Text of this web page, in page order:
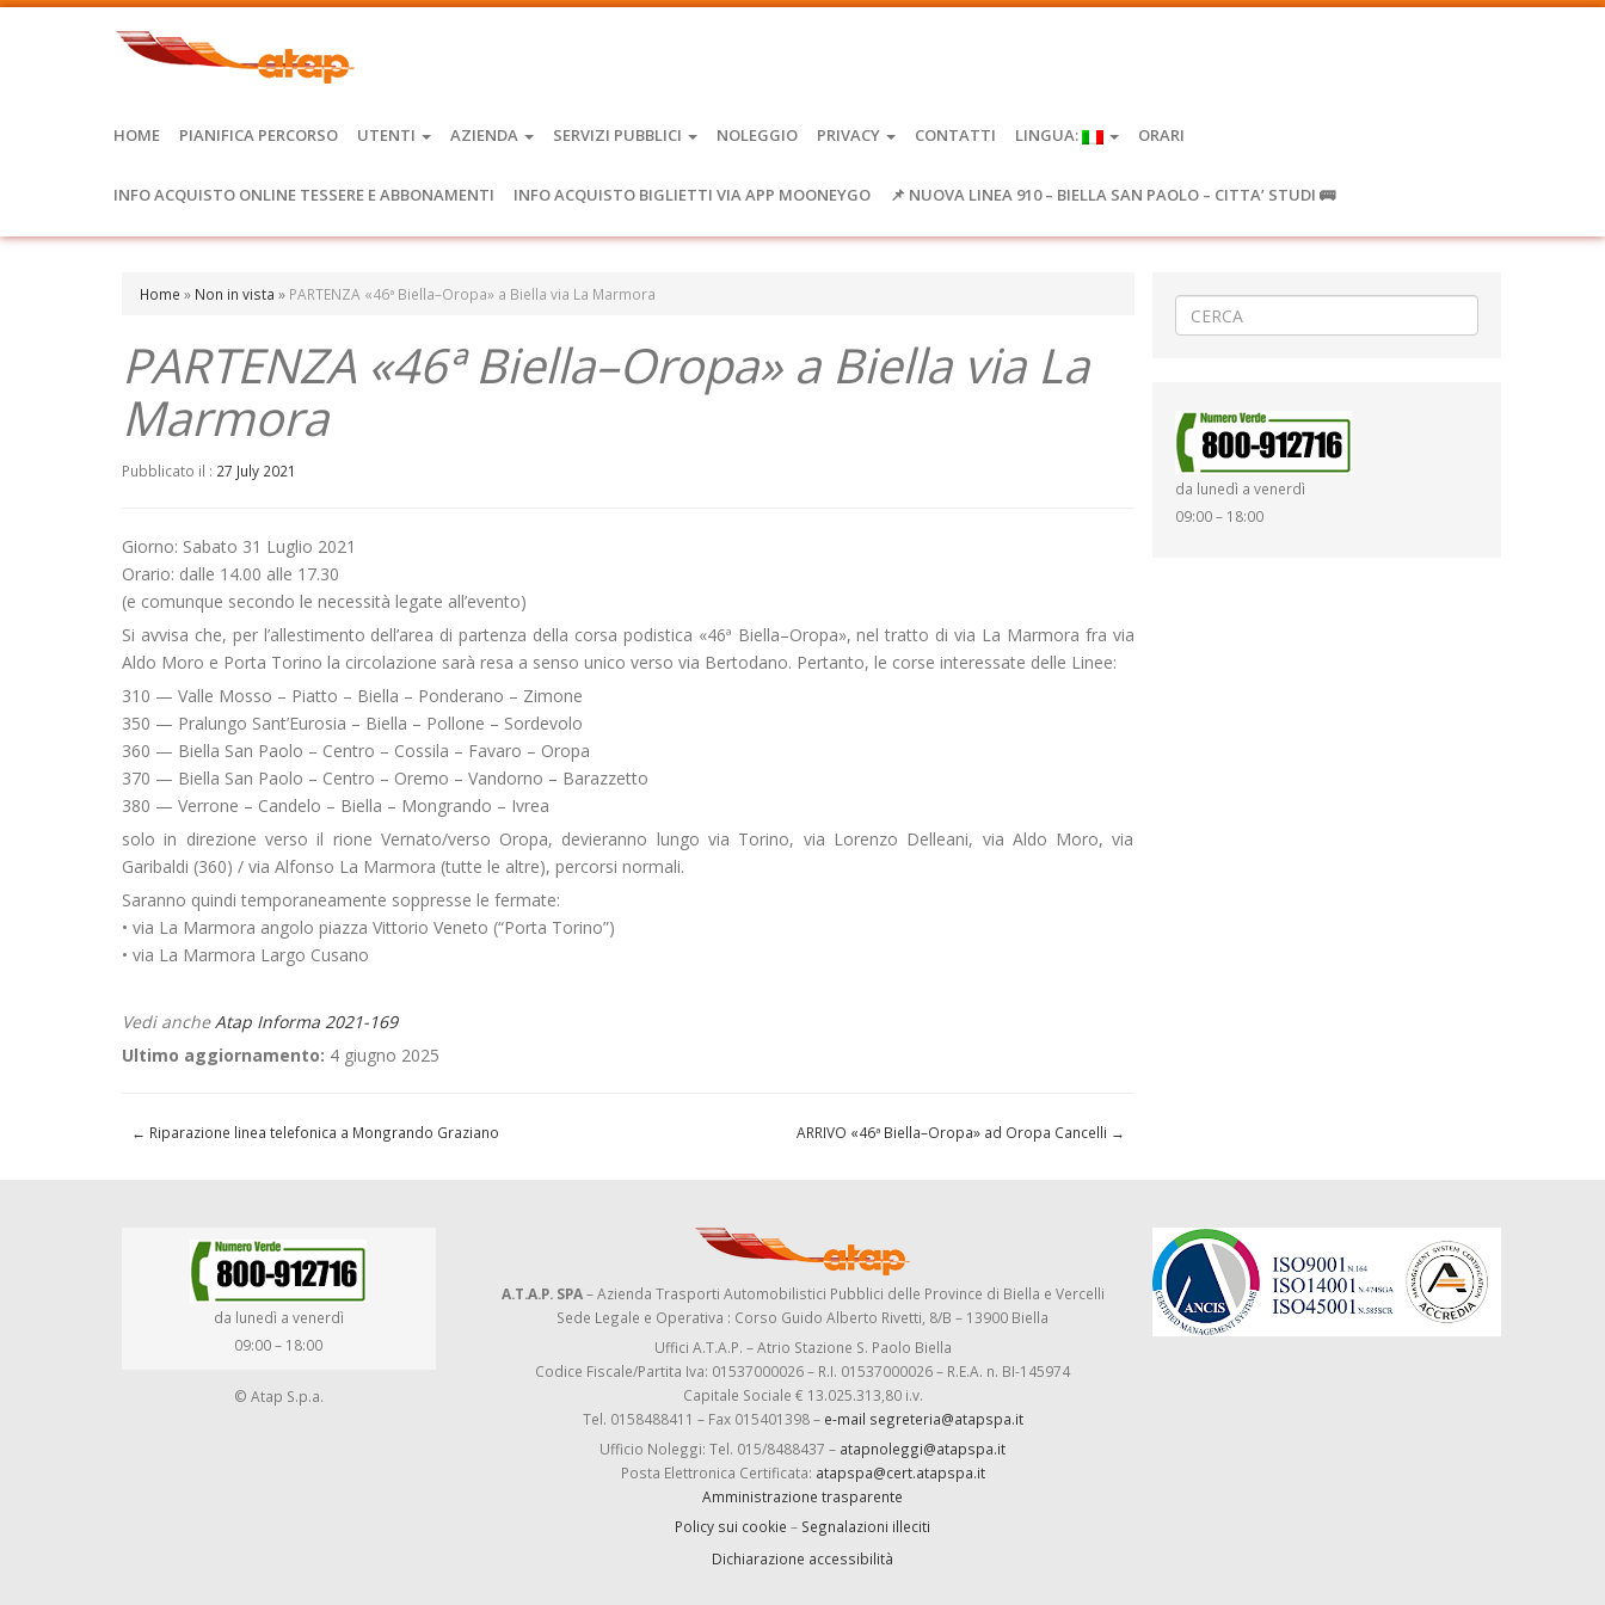
HOME PIANIFICA PERCORSO UTENTI AZIENDA SERVIZI PUBBLICI NOLEGGIO PRIVACY CONTATTI LINGUA: ORARI
INFO ACQUISTO ONLINE TESSERE E ABBONAMENTI INFO ACQUISTO BIGLIETTI VIA APP MOONEYGO 📌 NUOVA LINEA 910 – BIELLA SAN PAOLO – CITTA’ STUDI 🚌
Home » Non in vista » PARTENZA «46ª Biella–Oropa» a Biella via La Marmora
PARTENZA «46ª Biella–Oropa» a Biella via La
Marmora
Pubblicato il : 27 July 2021
Giorno: Sabato 31 Luglio 2021
Orario: dalle 14.00 alle 17.30
(e comunque secondo le necessità legate all’evento)
Si avvisa che, per l’allestimento dell’area di partenza della corsa podistica «46ª Biella–Oropa», nel tratto di via La Marmora fra via
Aldo Moro e Porta Torino la circolazione sarà resa a senso unico verso via Bertodano. Pertanto, le corse interessate delle Linee:
310 — Valle Mosso – Piatto – Biella – Ponderano – Zimone
350 — Pralungo Sant’Eurosia – Biella – Pollone – Sordevolo
360 — Biella San Paolo – Centro – Cossila – Favaro – Oropa
370 — Biella San Paolo – Centro – Oremo – Vandorno – Barazzetto
380 — Verrone – Candelo – Biella – Mongrando – Ivrea
solo in direzione verso il rione Vernato/verso Oropa, devieranno lungo via Torino, via Lorenzo Delleani, via Aldo Moro, via
Garibaldi (360) / via Alfonso La Marmora (tutte le altre), percorsi normali.
Saranno quindi temporaneamente soppresse le fermate:
• via La Marmora angolo piazza Vittorio Veneto (“Porta Torino”)
• via La Marmora Largo Cusano
Vedi ancheAtap Informa 2021-169
Ultimo aggiornamento: 4 giugno 2025
← Riparazione linea telefonica a Mongrando Graziano ARRIVO «46ª Biella–Oropa» ad Oropa Cancelli →
da lunedì a venerdì
09:00 – 18:00
da lunedì a venerdì
09:00 – 18:00
© Atap S.p.a.
A.T.A.P. SPA– Azienda Trasporti Automobilistici Pubblici delle Province di Biella e Vercelli
Sede Legale e Operativa : Corso Guido Alberto Rivetti, 8/B – 13900 Biella
Uffici A.T.A.P. – Atrio Stazione S. Paolo Biella
Codice Fiscale/Partita Iva: 01537000026 – R.I. 01537000026 – R.E.A. n. BI-145974
Capitale Sociale € 13.025.313,80 i.v.
Tel. 0158488411 – Fax 015401398 – e-mail segreteria@atapspa.it
Ufficio Noleggi: Tel. 015/8488437 – atapnoleggi@atapspa.it
Posta Elettronica Certificata: atapspa@cert.atapspa.it
Amministrazione trasparente
Policy sui cookie – Segnalazioni illeciti
Dichiarazione accessibilità